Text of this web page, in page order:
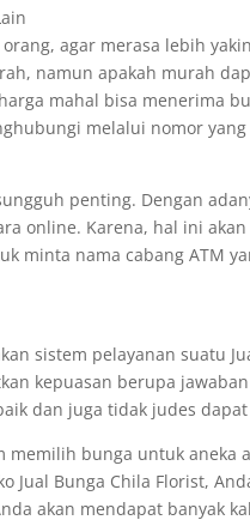
agar merasa lebih
namun apakah murah
mahal bisa menerima
melalui nomor
penting. Dengan
online. Karena, hal ini
minta nama cabang ATM
sistem pelayanan suatu
kepuasan berupa
dan juga tidak judes
memilih bunga untuk aneka
Jual Bunga Chila Florist,
akan mendapat banyak